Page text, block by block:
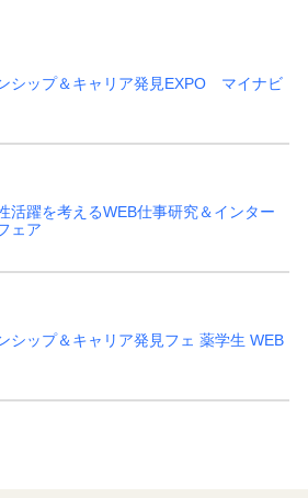
シップ＆キャリア発見EXPO マイナビ
活躍を考えるWEB仕事研究＆インター
ェア
シップ＆キャリア発見フェ 薬学生 WEB